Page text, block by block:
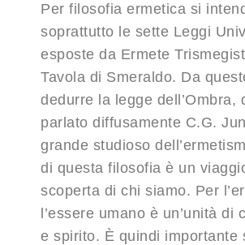
Per filosofia ermetica si
soprattutto le sette Leggi
esposte da Ermete
Tavola di Smeraldo. Da
dedurre la legge dell’Ombra,
parlato diffusamente C.G.
grande studioso
di questa filosofia è un
scoperta di chi siamo. Per
l’essere umano è un’unità di
e spirito. È quindi importante